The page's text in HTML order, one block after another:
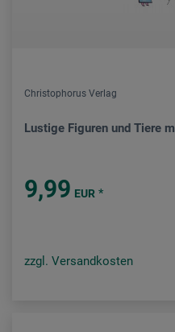
Christophorus Verlag
Lustige Figuren und Tiere
9,99 EUR *
zzgl. Versandkosten